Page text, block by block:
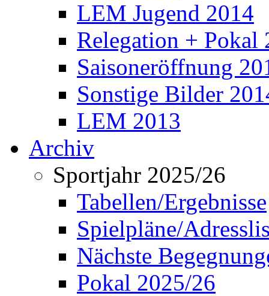
LEM Jugend 2014
Relegation + Pokal
Saisoneröffnung
Sonstige Bilder
LEM 2013
Archiv
Sportjahr 2025/26
Tabellen/Ergebnisse
Spielpläne/
Nächste
Pokal 2025/26